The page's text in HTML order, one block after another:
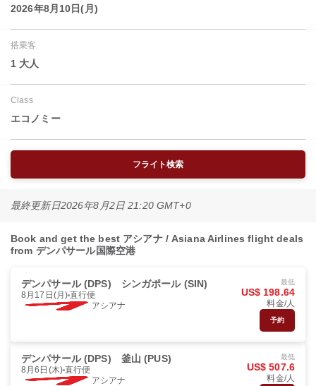
2026年8月10日(月)
搭乗客
1 大人
Class
エコノミー
フライト検索
最終更新日2026年8月2日 21:20 GMT+0
Book and get the best アシアナ / Asiana Airlines flight deals
from デンパサール国際空港
デンパサール (DPS) シンガポール (SIN)
8月17日(月) 直行便
アシアナ
最低
US$ 198.64
料金/人
予約
デンパサール (DPS) 釜山 (PUS)
8月6日(木) 直行便
アシアナ
最低
US$ 507.6
料金/人